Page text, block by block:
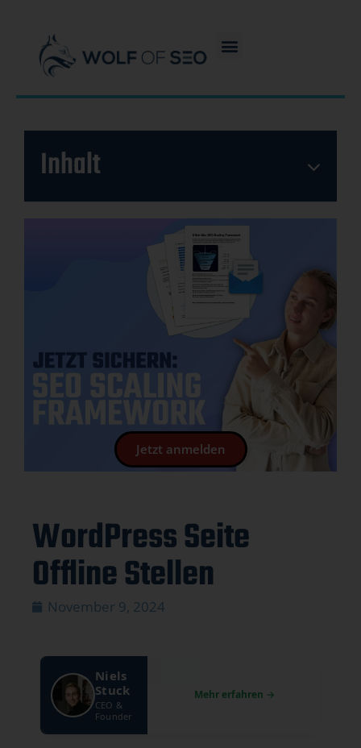
WordPress Seite
Offline Stellen
November 9, 2024
Niels
Stuck
CEO &
Founder
Inhalt
Jetzt anmelden